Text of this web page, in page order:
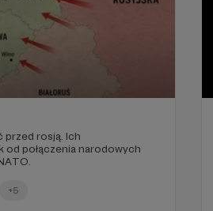
przed rosją. Ich
od połączenia narodowych
+5